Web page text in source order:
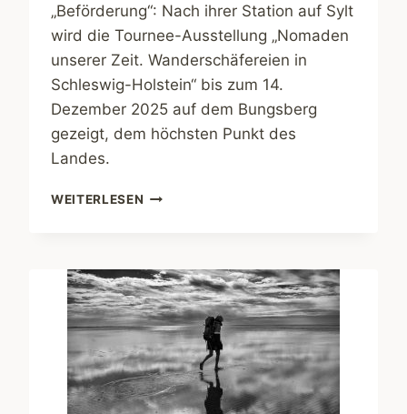
„Beförderung“: Nach ihrer Station auf Sylt
wird die Tournee-Ausstellung „Nomaden
unserer Zeit. Wanderschäfereien in
Schleswig-Holstein“ bis zum 14.
Dezember 2025 auf dem Bungsberg
gezeigt, dem höchsten Punkt des
Landes.
WEITERLESEN AUSSTELLUNG
AUF
DEM
BUNGSBERG